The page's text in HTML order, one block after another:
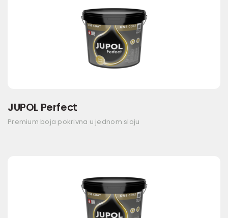
JUPOL Perfect
Premium boja pokrivna u jednom sloju